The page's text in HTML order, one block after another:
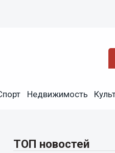
Недвижимость
ТОП новостей